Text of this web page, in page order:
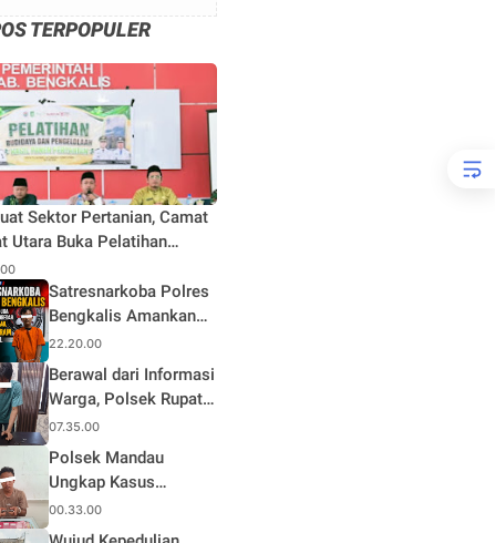
TERPOPULER
Sektor Pertanian, Camat
Utara Buka Pelatihan
dan Pengelolaan Hasil
Pertanian di Desa Teluk
Satresnarkoba Polres
Bengkalis Amankan
Terduga Pengedar
Sabu di Mandau, Sita
1,59 Gram Barang
Bukti
22.20.00
Berawal dari Informasi
Warga, Polsek Rupat
Ungkap Kasus Sabu
dan Amankan Seorang
Pria
07.35.00
Polsek Mandau
Ungkap Kasus
Narkotika, Seorang
Pria Diamankan
00.33.00